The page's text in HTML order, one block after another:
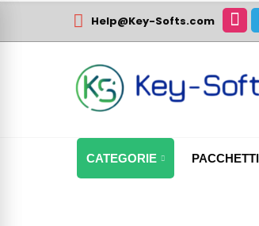
Help@Key-Softs.com
CATEGORIE